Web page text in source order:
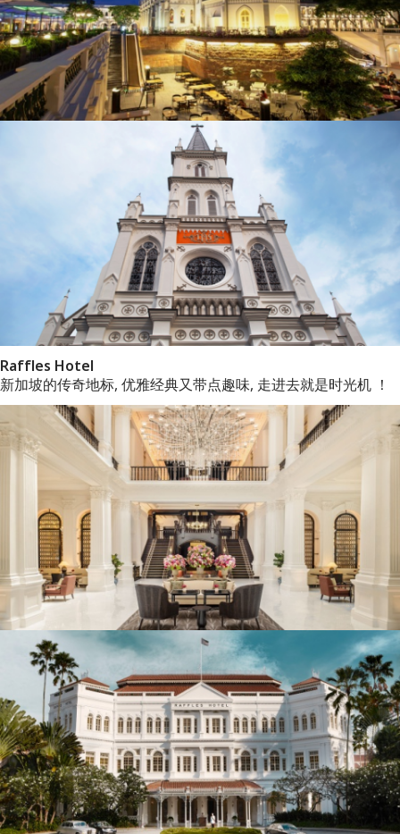
Raffles Hotel
新加坡的传奇地标, 优雅经典又带点趣味, 走进去就是时光机 ！